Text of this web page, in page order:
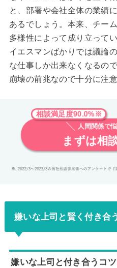
と、部署や会社全体の業績
あるでしょう。本来、チー
多様性によって成り立って
イエスマンばかりでは議論
な仕事しか出来なくなるの
崩壊の前兆なので十分に注
相談満足度90.0%※
人間関係で
まずは相
嫌いな上司と賢く付き合
嫌いな上司と付き合うコ